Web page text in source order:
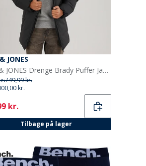
JONES
JACK & JONES Drenge Brady Puffer Jakke Sort
749,99 kr.
kr.
kr.
Tilbage på lager